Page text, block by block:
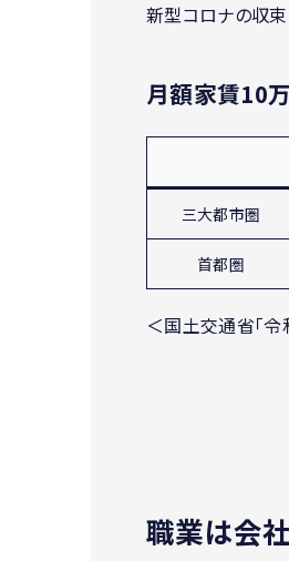
新型コロナの収束
月額家賃10
三大都市圏
首都圏
＜国土交通省「
職業は会